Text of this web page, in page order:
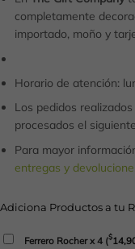
completamente
importado, moño y
Horario de atención:
Los pedidos
procesados el
Para mayor
entregas y
Adiciona Productos a tu
Ferrero Rocher x 4 ($